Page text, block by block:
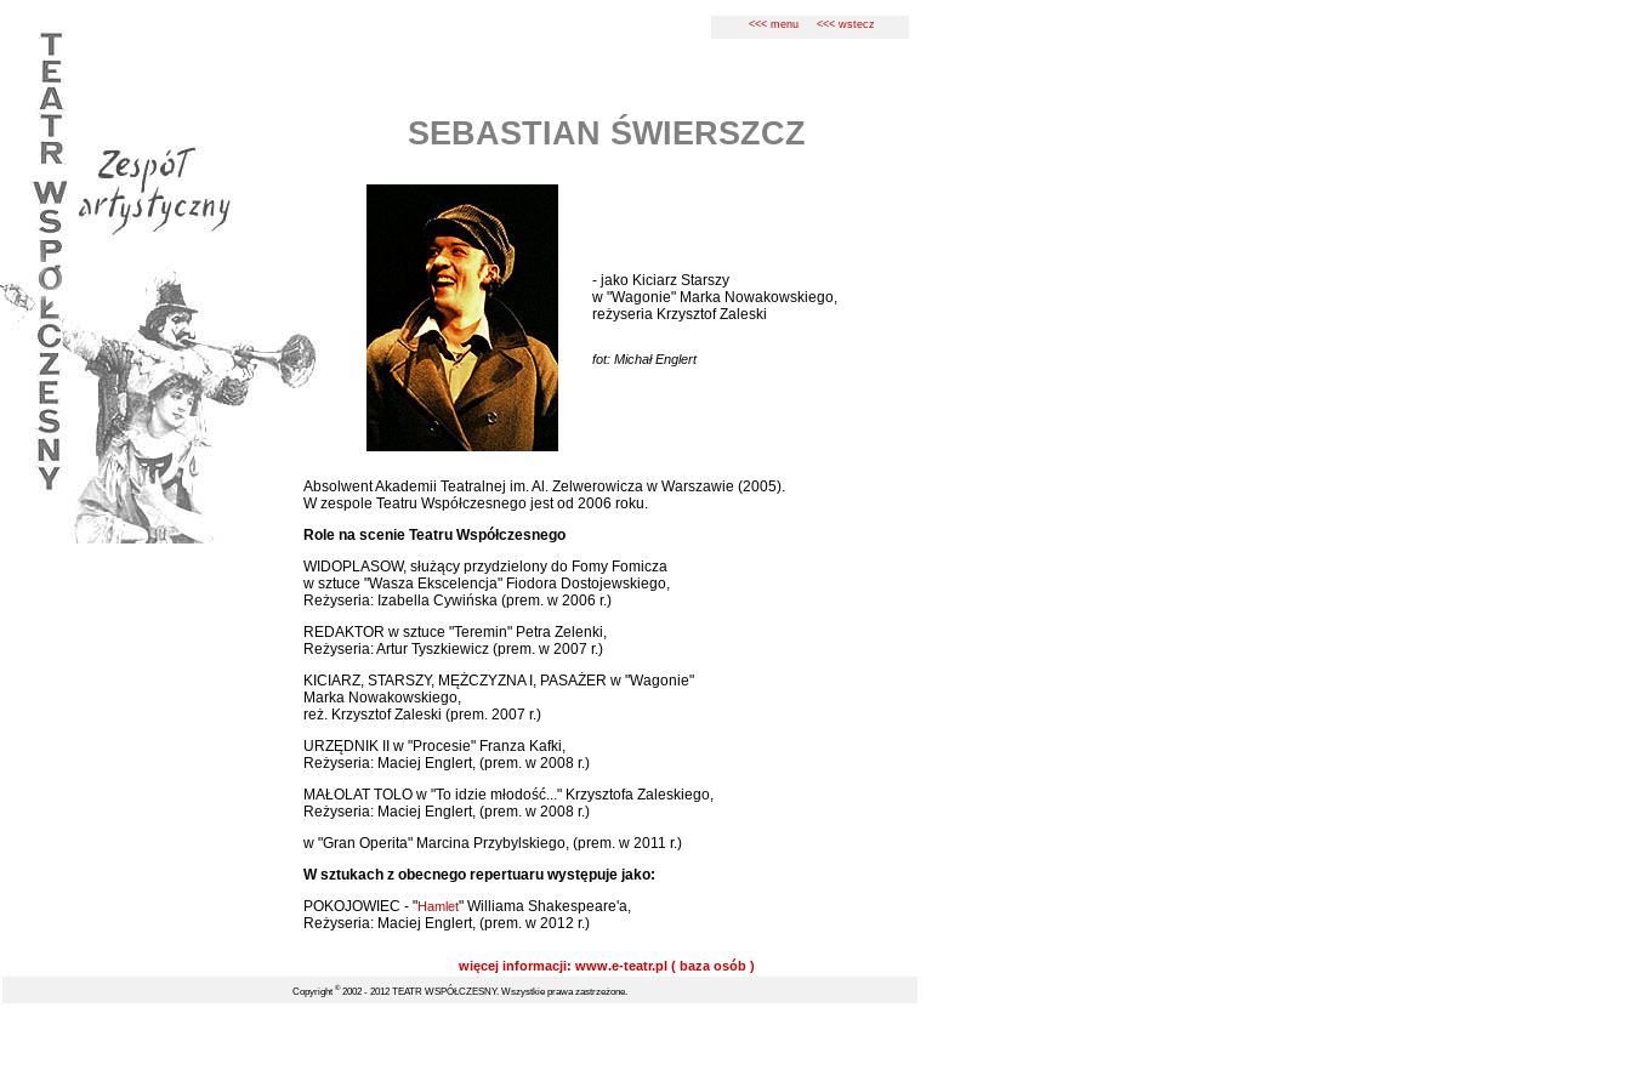
<<< menu <<< wstecz
SEBASTIAN ŚWIERSZCZ
- jako Kiciarz Starszy
w "Wagonie" Marka Nowakowskiego,
reżyseria Krzysztof Zaleski
fot: Michał Englert
Absolwent Akademii Teatralnej im. Al. Zelwerowicza w Warszawie (2005).
W zespole Teatru Współczesnego jest od 2006 roku.
Role na scenie Teatru Współczesnego
WIDOPLASOW, służący przydzielony do Fomy Fomicza
w sztuce "Wasza Ekscelencja" Fiodora Dostojewskiego,
Reżyseria: Izabella Cywińska (prem. w 2006 r.)
REDAKTOR w sztuce "Teremin" Petra Zelenki,
Reżyseria: Artur Tyszkiewicz (prem. w 2007 r.)
KICIARZ, STARSZY, MĘŻCZYZNA I, PASAŻER w "Wagonie"
Marka Nowakowskiego,
reż. Krzysztof Zaleski (prem. 2007 r.)
URZĘDNIK II w "Procesie" Franza Kafki,
Reżyseria: Maciej Englert, (prem. w 2008 r.)
MAŁOLAT TOLO w "To idzie młodość..." Krzysztofa Zaleskiego,
Reżyseria: Maciej Englert, (prem. w 2008 r.)
w "Gran Operita" Marcina Przybylskiego, (prem. w 2011 r.)
W sztukach z obecnego repertuaru występuje jako:
POKOJOWIEC - "Hamlet" Williama Shakespeare'a,
Reżyseria: Maciej Englert, (prem. w 2012 r.)
więcej informacji: www.e-teatr.pl ( baza osób )
Copyright ©2002 - 2012 TEATR WSPÓŁCZESNY. Wszystkie prawa zastrzeżone.